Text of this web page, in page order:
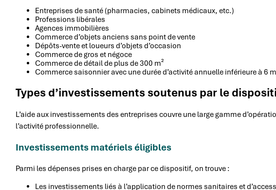
Entreprises de santé (pharmacies, cabinets médicaux, etc.)
Professions libérales
Agences immobilières
Commerce d’objets anciens sans point de vente
Dépôts-vente et loueurs d’objets d’occasion
Commerce de gros et négoce
Commerce de détail de plus de 300 m²
Commerce saisonnier avec une durée d’activité annuelle inférieure à 6
Types d’investissements soutenus par le
L’aide aux investissements des entreprises couvre une large gamme
l’activité professionnelle.
Investissements matériels éligibles
Parmi les dépenses prises en charge par ce dispositif, on trouve :
Les investissements liés à l’application de normes sanitaires et